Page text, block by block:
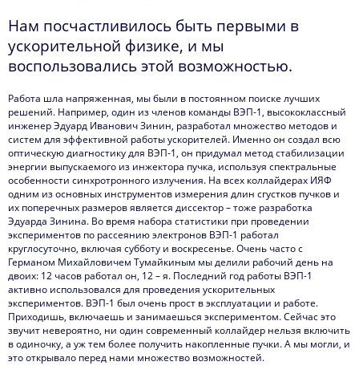
Нам посчастливилось быть первыми в
ускорительной физике, и мы
воспользовались этой возможностью.
Работа шла напряженная, мы были в постоянном поиске лучших
решений. Например, один из членов команды ВЭП-1, высококлассный
инженер Эдуард Иванович Зинин, разработал множество методов и
систем для эффективной работы ускорителей. Именно он создал всю
оптическую диагностику для ВЭП-1, он придумал метод стабилизации
энергии выпускаемого из инжектора пучка, используя спектральные
особенности синхротронного излучения. На всех коллайдерах ИЯФ
одним из основных инструментов измерения длин сгустков пучков и
их поперечных размеров является диссектор – тоже разработка
Эдуарда Зинина. Во время набора статистики при проведении
экспериментов по рассеянию электронов ВЭП-1 работал
круглосуточно, включая субботу и воскресенье. Очень часто с
Германом Михайловичем Тумайкиным мы делили рабочий день на
двоих: 12 часов работал он, 12 – я. Последний год работы ВЭП-1
активно использовался для проведения ускорительных
экспериментов. ВЭП-1 был очень прост в эксплуатации и работе.
Приходишь, включаешь и занимаешься экспериментом. Сейчас это
звучит невероятно, ни один современный коллайдер нельзя включить
в одиночку, а уж тем более получить накопленные пучки. А мы могли, и
это открывало перед нами множество возможностей.